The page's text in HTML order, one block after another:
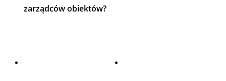
zarządców obiektów?